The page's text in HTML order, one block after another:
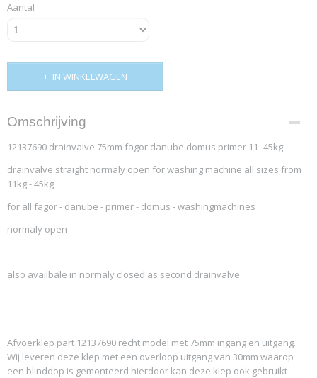
Aantal
IN WINKELWAGEN
Omschrijving
12137690 drainvalve 75mm fagor danube domus primer 11- 45kg
drainvalve straight normaly open for washing machine all sizes from
11kg - 45kg
for all fagor - danube - primer - domus - washingmachines
normaly open
also availbale in normaly closed as second drainvalve.
Afvoerklep part 12137690 recht model met 75mm ingang en uitgang.
Wij leveren deze klep met een overloop uitgang van 30mm waarop
een blinddop is gemonteerd hierdoor kan deze klep ook gebruikt